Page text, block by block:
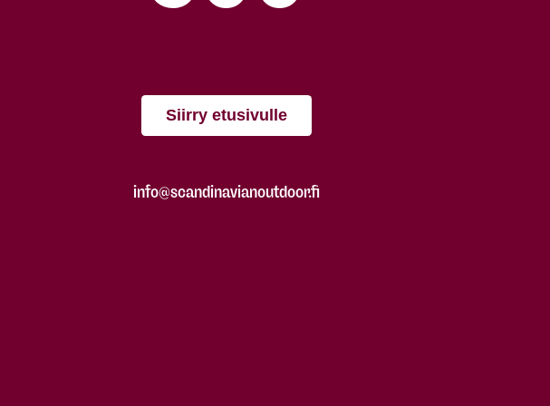
Siirry etusivulle
info@scandinavianoutdoor.fi